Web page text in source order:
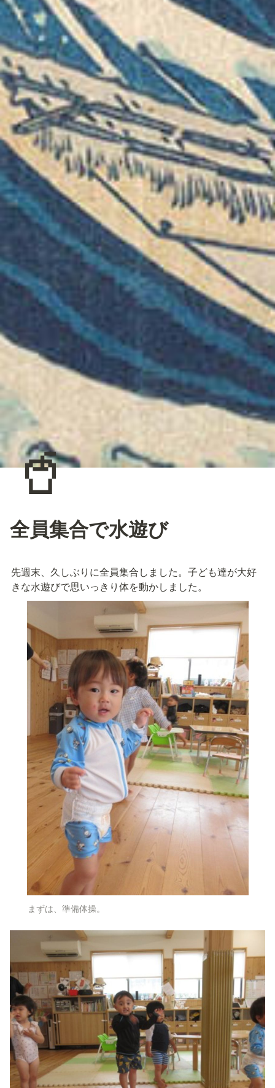
🥤
全員集合で水遊び
先週末、久しぶりに全員集合しました。子ども達が大好
きな水遊びで思いっきり体を動かしました。
まずは、準備体操。